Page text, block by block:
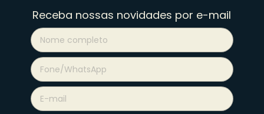
Receba nossas novidades por e-mail